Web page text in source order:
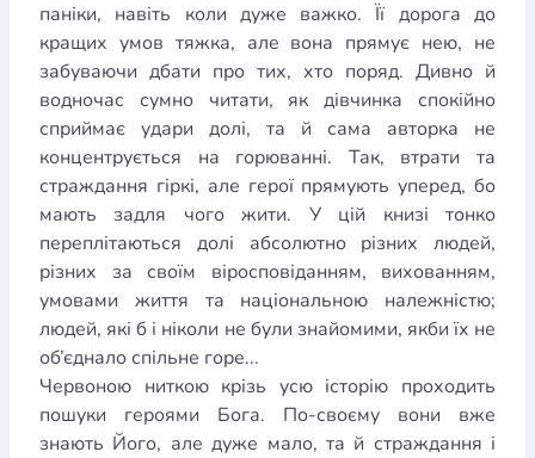
паніки, навіть коли дуже важко. Її дорога до
кращих умов тяжка, але вона прямує нею, не
забуваючи дбати про тих, хто поряд. Дивно й
водночас сумно читати, як дівчинка спокійно
сприймає удари долі, та й сама авторка не
концентрується на горюванні. Так, втрати та
страждання гіркі, але герої прямують уперед, бо
мають задля чого жити. У цій книзі тонко
переплітаються долі абсолютно різних людей,
різних за своїм віросповіданням, вихованням,
умовами життя та національною належністю;
людей, які б і ніколи не були знайомими, якби їх не
об’єднало спільне горе...
Червоною ниткою крізь усю історію проходить
пошуки героями Бога. По-своєму вони вже
знають Його, але дуже мало, та й страждання і